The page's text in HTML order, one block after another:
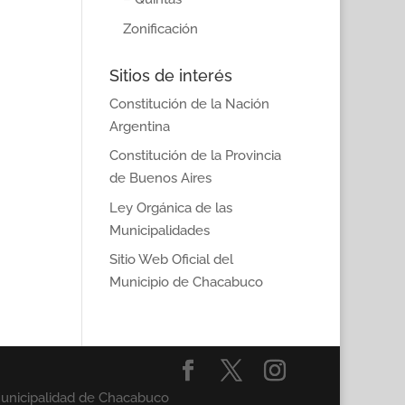
Zonificación
Sitios de interés
Constitución de la Nación
Argentina
Constitución de la Provincia
de Buenos Aires
Ley Orgánica de las
Municipalidades
Sitio Web Oficial del
Municipio de Chacabuco
de Chacabuco